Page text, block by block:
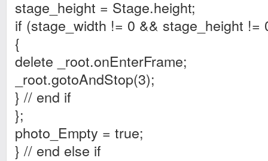
stage_height = Stage.height;
if (stage_width != 0 && stage_height !=
{
delete _root.onEnterFrame;
_root.gotoAndStop(3);
} // end if
};
photo_Empty = true;
} // end else if